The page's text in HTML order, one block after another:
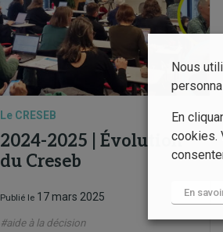
Le CRESEB
2024-2025 | Évolution
du Creseb
Publié le 17 mars 2025
#aide à la décision
Nous
En
cookies.
En